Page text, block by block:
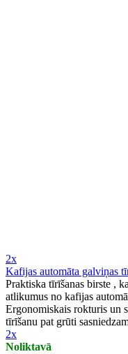
2x
Kafijas automāta galviņas
Praktiska tīrīšanas birste ,
atlikumus no kafijas
Ergonomiskais rokturis un
tīrīšanu pat grūti
2x
Noliktavā